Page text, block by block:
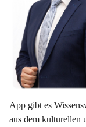
App gibt es
aus dem kulturellen